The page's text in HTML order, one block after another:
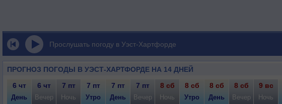
Прослушать погоду в Уэст-Хартфорде
ПРОГНОЗ ПОГОДЫ В УЭСТ-ХАРТФОРДЕ НА 14 ДНЕЙ
6 чт 6 чт 7 пт 7 пт 7 пт 7 пт 8 сб 8 сб 8 сб 8 сб 9 вс
День Вечер Ночь Утро День Вечер Ночь Утро День Вечер Ночь